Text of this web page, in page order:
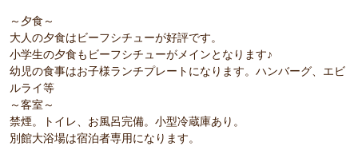
～夕食～
大人の夕食はビーフシチューが好評です。
小学生の夕食もビーフシチューがメインとなります♪
幼児の食事はお子様ランチプレートになります。ハンバーグ、エビ
ルライ等
～客室～
禁煙。トイレ、お風呂完備。小型冷蔵庫あり。
別館大浴場は宿泊者専用になります。